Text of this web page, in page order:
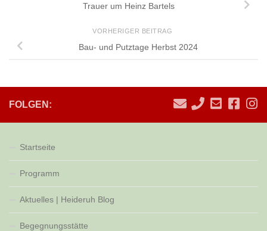
Trauer um Heinz Bartels
VORHERIGER BEITRAG
Bau- und Putztage Herbst 2024
FOLGEN:
Startseite
Programm
Aktuelles | Heideruh Blog
Begegnungsstätte